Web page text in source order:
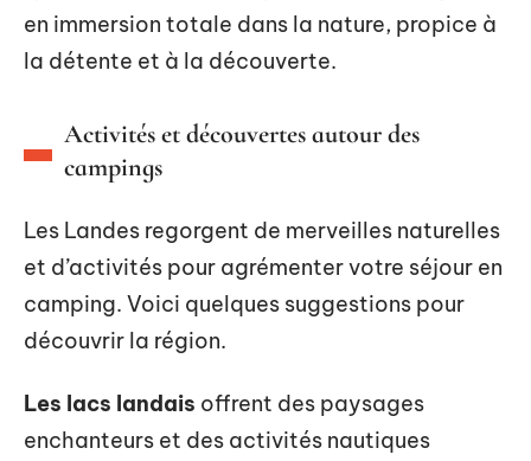
en immersion totale dans la nature, propice à
la détente et à la découverte.
Activités et découvertes autour des
campings
Les Landes regorgent de merveilles naturelles
et d’activités pour agrémenter votre séjour en
camping. Voici quelques suggestions pour
découvrir la région.
Les lacs landais offrent des paysages
enchanteurs et des activités nautiques